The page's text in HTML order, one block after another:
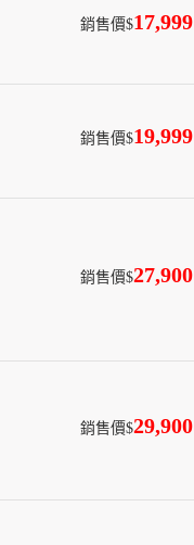
銷售價$17,999
銷售價$19,999
銷售價$27,900
銷售價$29,900